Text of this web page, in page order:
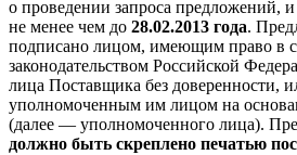
о проведении запроса предложений,
не менее чем до 28.02.2013 года.
подписано лицом, имеющим право в
законодательством Российской
лица Поставщика без доверенности,
уполномоченным им лицом на
(далее — уполномоченного лица).
должно быть скреплено печатью